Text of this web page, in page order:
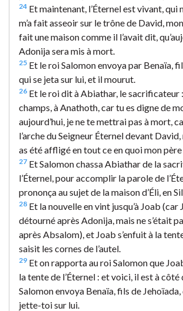
24 Et maintenant, l’Éternel est vivant, qui
m’a fait asseoir sur le trône de David,
fait une maison comme il l’avait dit,
Adonija sera mis à mort.
25 Et le roi Salomon envoya par Benaïa,
qui se jeta sur lui, et il mourut.
26 Et le roi dit à Abiathar, le sacrificateur
champs, à Anathoth, car tu es digne de
aujourd’hui, je ne te mettrai pas à mort,
l’arche du Seigneur Éternel devant
as été affligé en tout ce en quoi mon
27 Et Salomon chassa Abiathar de la
l’Éternel, pour accomplir la parole de
prononça au sujet de la maison d’Éli, en
28 Et la nouvelle en vint jusqu’à Joab (car
détourné après Adonija, mais ne s’était
après Absalom), et Joab s’enfuit à la
saisit les cornes de l’autel.
29 Et on rapporta au roi Salomon que
la tente de l’Éternel : et voici, il est à côté
Salomon envoya Benaïa, fils de Jehoïada,
jette-toi sur lui.